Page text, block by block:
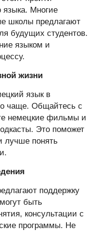
языка. Многие
школы предлагают
будущих студентов.
языком и
жизни
язык в
чаще. Общайтесь с
немецкие фильмы и
Это поможет
лучше понять
поддержку
быть
консультации с
программы. Не